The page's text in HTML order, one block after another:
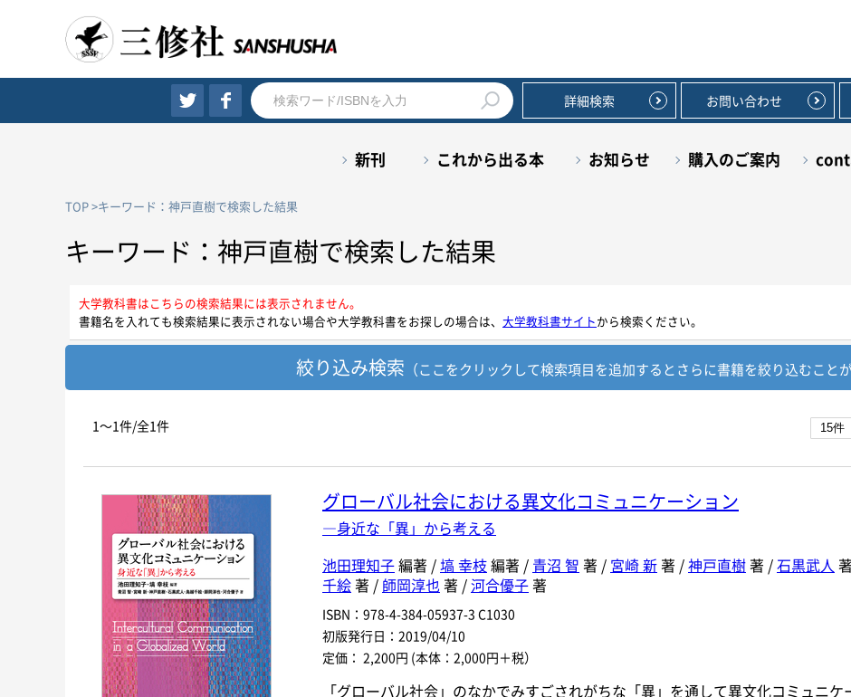
詳細検索 お問い合わせ
新刊 これから出る本 お知らせ 購入のご案内
TOP キーワード：神戸直樹で検索した結果
キーワード：神戸直樹で検索した結果
大学教科書はこちらの検索結果には表示されません。
書籍名を入れても検索結果に表示されない場合や大学教科書をお探しの場合は、 大学教科書サイトから検索ください。
絞り込み検索 （ここをクリックして検索項目を追加するとさらに書籍を絞り込むこと
情報を入力、選択後
キーワード
著者名
ジャンル
シリーズ レベル
ISBN 978-4-384- -
音声DL
1～1件/全1件
グローバル社会における異文化コミュニケーション
―身近な「異」から考える
池田理知子編著 /塙 幸枝編著 / 青沼 智 著 / 宮崎 新 著 /神戸直樹 著 /石黒武人
千絵 著 / 師岡淳也 著 /河合優子 著
ISBN：978-4-384-05937-3 C1030
初版発行日：2019/04/10
定価： 2,200円 (本体：2,000円＋税）
「グローバル社会」のなかでみすごされがちな「異」を通して異文化コミュニ